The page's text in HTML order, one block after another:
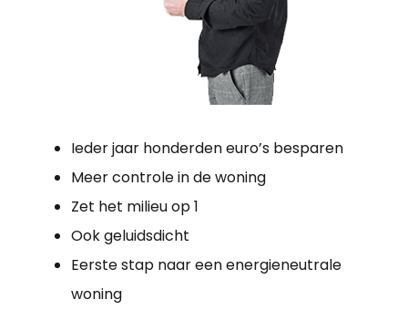
Ieder jaar honderden euro’s besparen
Meer controle in de woning
Zet het milieu op 1
Ook geluidsdicht
Eerste stap naar een energieneutrale
woning